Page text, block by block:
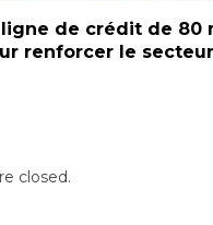
ligne de crédit de 80
renforcer le
closed.